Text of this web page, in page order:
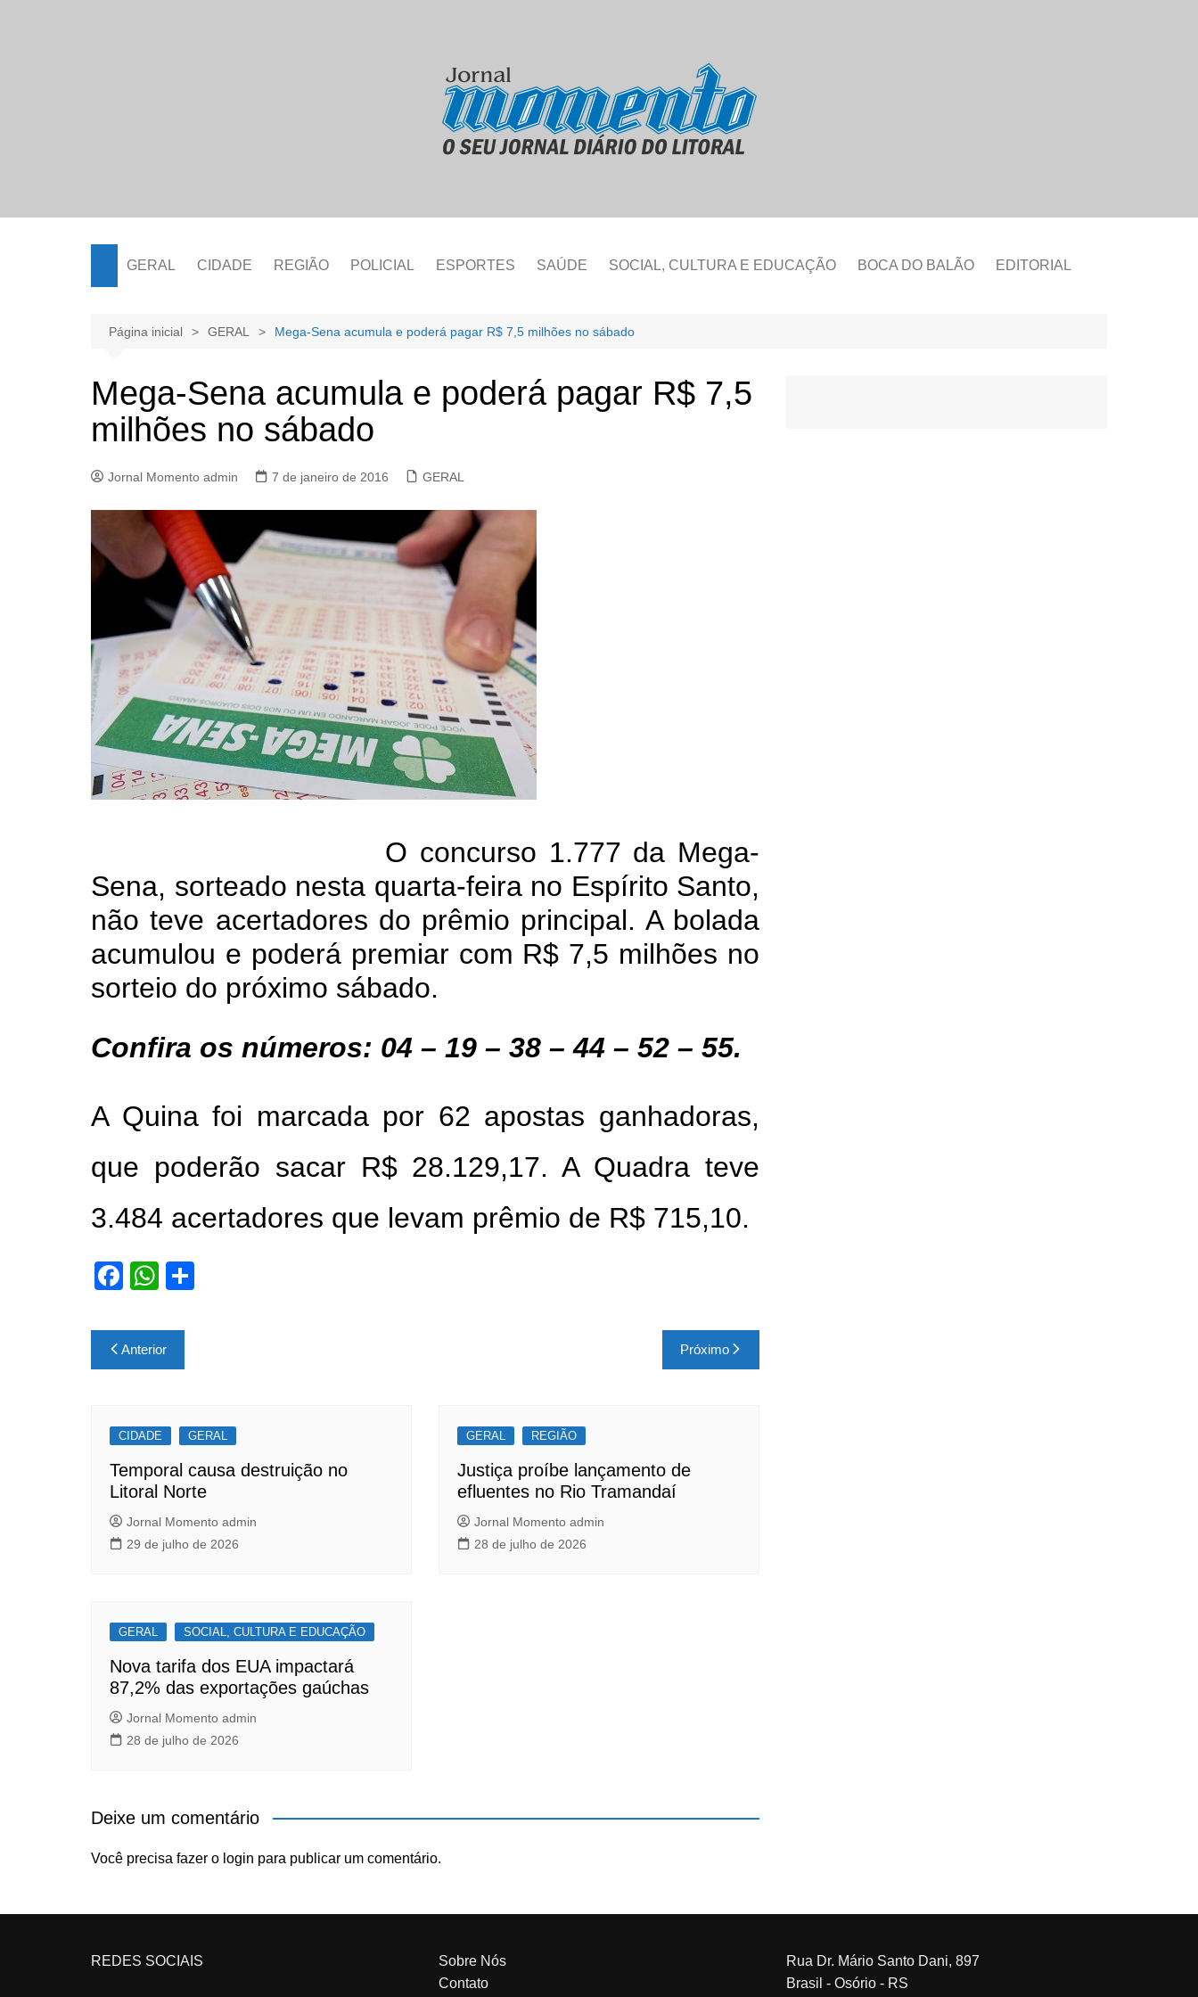
GERAL CIDADE REGIÃO POLICIAL ESPORTES SAÚDE SOCIAL, CULTURA E EDUCAÇÃO BOCA DO BALÃO EDITORIAL
Página inicial GERAL Mega-Sena acumula e poderá pagar R$ 7,5 milhões no sábado
Mega-Sena acumula e poderá pagar R$ 7,5
milhões no sábado
Jornal Momento admin 7 de janeiro de 2016 GERAL
O concurso 1.777 da Mega-
Sena, sorteado nesta quarta-feira no Espírito Santo,
não teve acertadores do prêmio principal. A bolada
acumulou e poderá premiar com R$ 7,5 milhões no
sorteio do próximo sábado.
Confira os números: 04 – 19 – 38 – 44 – 52 – 55.
A Quina foi marcada por 62 apostas ganhadoras,
que poderão sacar R$ 28.129,17. A Quadra teve
3.484 acertadores que levam prêmio de R$ 715,10.
F
c
e
o
o
k
W
at
s
p
p
Navegação
de
Anterior Próximo
CIDADE GERAL
Temporal causa destruição no
Litoral Norte
Jornal Momento admin
29 de julho de 2026
GERAL REGIÃO
Justiça proíbe lançamento de
efluentes no Rio Tramandaí
Jornal Momento admin
28 de julho de 2026
GERAL SOCIAL, CULTURA E EDUCAÇÃO
Nova tarifa dos EUA impactará
87,2% das exportações gaúchas
Jornal Momento admin
28 de julho de 2026
Deixe um comentário
Você precisa fazer o login para publicar um comentário.
REDES SOCIAIS
Sobre Nós
Contato
Rua Dr. Mário Santo Dani, 897
Brasil - Osório - RS